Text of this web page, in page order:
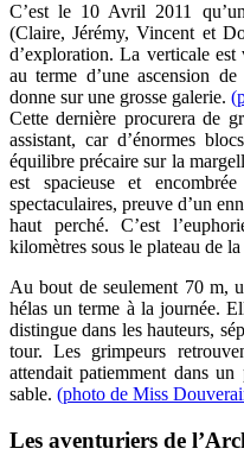
C’est le 10 Avril 2011
(Claire, Jérémy, Vincent et
d’exploration. La verticale
au terme d’une ascension
donne sur une grosse galerie.
Cette dernière procurera de
assistant, car d’énormes
équilibre précaire sur la
est spacieuse et
spectaculaires, preuve d’un
haut perché. C’est
kilomètres sous le plateau de
Au bout de seulement 70 m,
hélas un terme à la journée.
distingue dans les hauteurs,
tour. Les grimpeurs
attendait patiemment dans
sable. (photo de Miss
Les aventuriers de